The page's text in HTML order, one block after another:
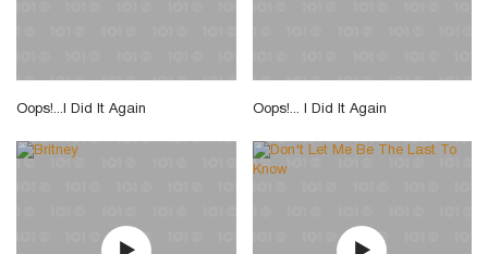
Oops!...I Did It Again Oops!... I Did It Again